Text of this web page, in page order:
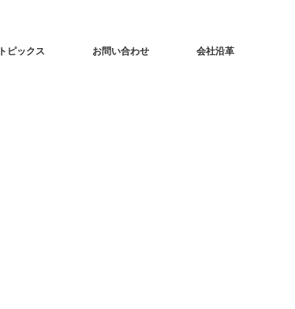
トピックス お問い合わせ 会社沿革